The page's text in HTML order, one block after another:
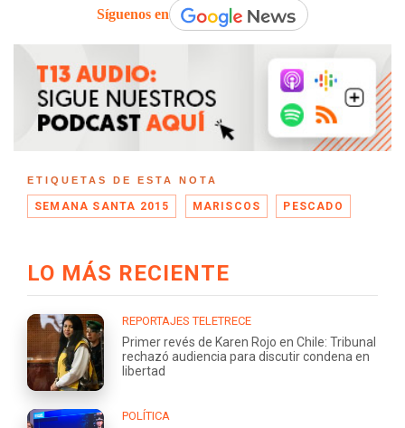
Síguenos en
ETIQUETAS DE ESTA NOTA
SEMANA SANTA 2015 MARISCOS PESCADO
LO MÁS RECIENTE
REPORTAJES TELETRECE
Primer revés de Karen Rojo en Chile: Tribunal
rechazó audiencia para discutir condena en
libertad
POLÍTICA